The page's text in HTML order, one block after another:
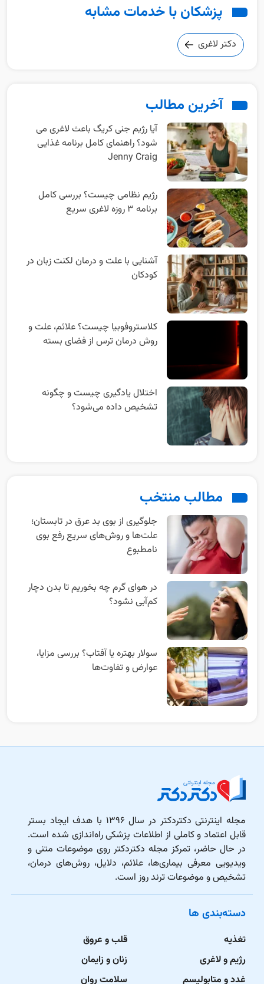
پزشکان با خدمات مشابه
دکتر لاغری
آخرین مطالب
آیا رژیم جنی کریگ باعث لاغری می
شود؟ راهنمای کامل برنامه غذایی
Jenny Craig
رژیم نظامی چیست؟ بررسی کامل
برنامه ۳ روزه لاغری سریع
آشنایی با علت و درمان لکنت زبان در
کودکان
کلاستروفوبیا چیست؟ علائم، علت و
روش درمان ترس از فضای بسته
اختلال یادگیری چیست و چگونه
تشخیص داده می‌شود؟
مطالب منتخب
جلوگیری از بوی بد عرق در تابستان؛
علت‌ها و روش‌های سریع رفع بوی
نامطبوع
در هوای گرم چه بخوریم تا بدن دچار
کم‌آبی نشود؟
سولار بهتره یا آفتاب؟ بررسی مزایا،
عوارض و تفاوت‌ها
مجله اینترنتی دکتردکتر در سال ۱۳۹۶ با هدف ایجاد بستر
قابل اعتماد و کاملی از اطلاعات پزشکی راه‌اندازی شده است.
در حال حاضر، تمرکز مجله دکتردکتر روی موضوعات متنی و
ویدیویی معرفی بیماری‌ها، علائم، دلایل، روش‌های درمان،
تشخیص و موضوعات ترند روز است.
دسته‌بندی ها
تغذیه
رژیم و لاغری
غدد و متابولیسم
قلب و عروق
زنان و زایمان
سلامت روان